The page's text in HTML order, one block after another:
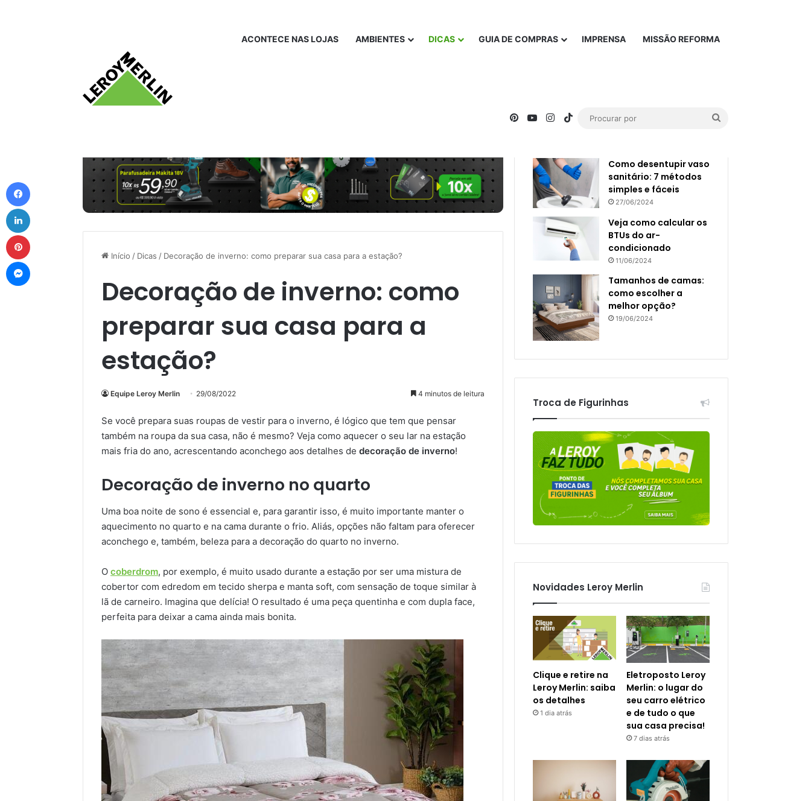
ACONTECE NAS LOJAS AMBIENTES DICAS GUIA DE COMPRAS IMPRENSA MISSÃO REFORMA
PinterestYouTubeInstagram
TikTok
Início / Dicas / Decoração de inverno: como preparar sua casa para a estação?
Decoração de inverno: como
preparar sua casa para a
estação?
Equipe Leroy Merlin 29/08/2022 4 minutos de leitura
Se você prepara suas roupas de vestir para o inverno, é lógico que tem que pensar
também na roupa da sua casa, não é mesmo? Veja como aquecer o seu lar na estação
mais fria do ano, acrescentando aconchego aos detalhes de decoração de inverno!
Decoração de inverno no quarto
Uma boa noite de sono é essencial e, para garantir isso, é muito importante manter o
aquecimento no quarto e na cama durante o frio. Aliás, opções não faltam para oferecer
aconchego e, também, beleza para a decoração do quarto no inverno.
O coberdrom, por exemplo, é muito usado durante a estação por ser uma mistura de
cobertor com edredom em tecido sherpa e manta soft, com sensação de toque similar à
lã de carneiro. Imagina que delícia! O resultado é uma peça quentinha e com dupla face,
perfeita para deixar a cama ainda mais bonita.
Popular
Como desentupir vaso
sanitário: 7 métodos
simples e fáceis
27/06/2024
Veja como calcular os
BTUs do ar-
condicionado
11/06/2024
Tamanhos de camas:
como escolher a
melhor opção?
19/06/2024
Troca de Figurinhas
Novidades Leroy Merlin
Clique e retire na
Leroy Merlin: saiba
os detalhes
1 dia atrás
Eletroposto Leroy
Merlin: o lugar do
seu carro elétrico
e de tudo o que
sua casa precisa!
7 dias atrás